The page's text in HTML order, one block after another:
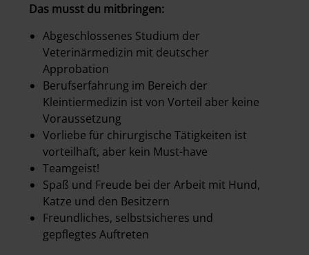
Das musst du mitbringen:
Abgeschlossenes Studium der
Veterinärmedizin mit deutscher
Approbation
Berufserfahrung im Bereich der
Kleintiermedizin ist von Vorteil aber keine
Voraussetzung
Vorliebe für chirurgische Tätigkeiten ist
vorteilhaft, aber kein Must-have
Teamgeist!
Spaß und Freude bei der Arbeit mit Hund,
Katze und den Besitzern
Freundliches, selbstsicheres und
gepflegtes Auftreten